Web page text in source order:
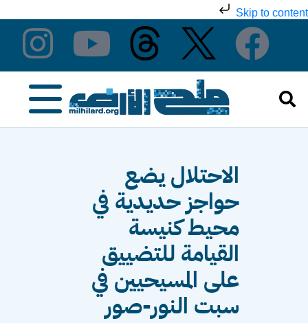
Skip to content
الاحتلال يضع
حواجز حديدية في
محيط كنيسة
القيامة للتضييق
على المسيحيين في
سبت النور-صور